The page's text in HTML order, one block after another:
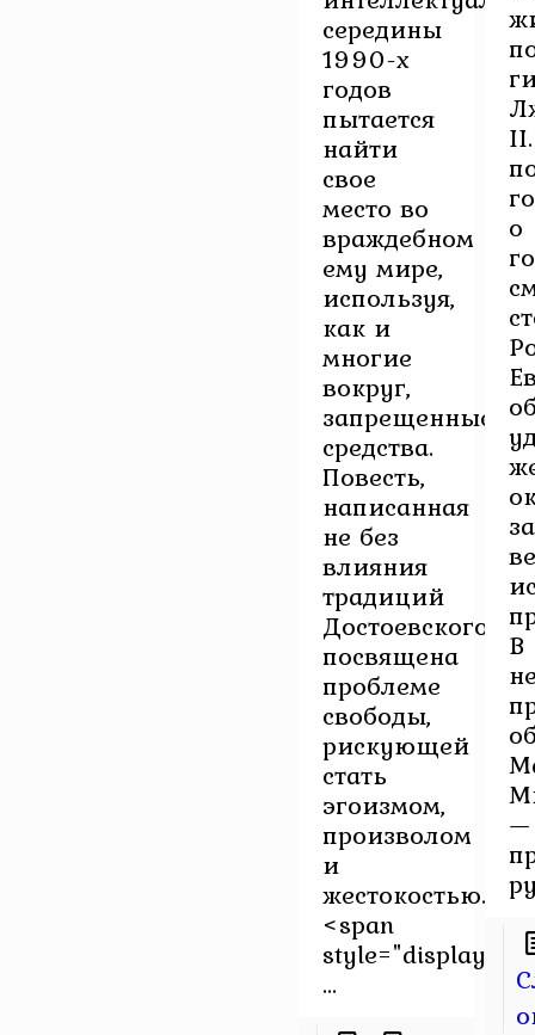
середины
1990-х
годов
пытается
найти
свое
место во
враждебном
ему мире,
используя,
как и
многие
вокруг,
запрещенные
средства.
Повесть,
написанная
не без
влияния
традиций
Достоевского,
посвящена
проблеме
свободы,
рискующей
стать
эгоизмом,
произволом
и
жестокостью.
<span
style="display
...
о
В
—